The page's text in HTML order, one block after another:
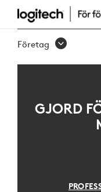
MED
IPAD
Företag
GJORD